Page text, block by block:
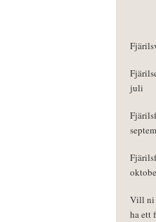
juli
Vill ni
ha ett